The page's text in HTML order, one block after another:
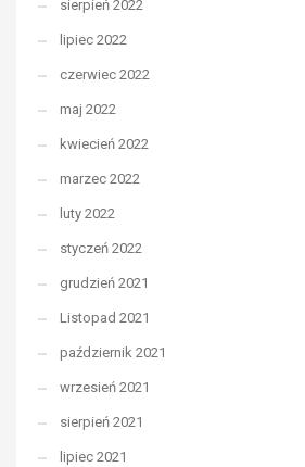
sierpień 2022
lipiec 2022
czerwiec 2022
maj 2022
kwiecień 2022
marzec 2022
luty 2022
styczeń 2022
grudzień 2021
Listopad 2021
październik 2021
wrzesień 2021
sierpień 2021
lipiec 2021